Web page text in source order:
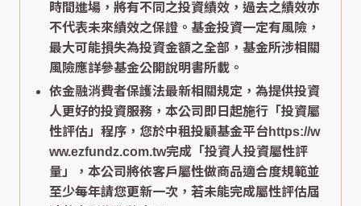
時間進場，將有不同之投資績效，過去之績效亦
不代表未來績效之保證。基金投資一定有風險，
最大可能損失為投資金額之全部，基金所涉相關
風險應詳參基金公開說明書所載。
依金融消費者保護法最新相關規定，為提供投資
人更好的投資服務，本公司即日起施行「投資屬
性評估」程序，您於中租投顧基金平台https://w
ww.ezfundz.com.tw完成「投資人投資屬性評
量」，本公司將依客戶屬性做商品適合度規範並
至少每年請您更新一次，若未能完成屬性評估屆